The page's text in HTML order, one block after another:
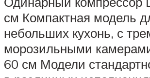
см Компактная модель
небольших кухонь, с
морозильными
60 см Модели